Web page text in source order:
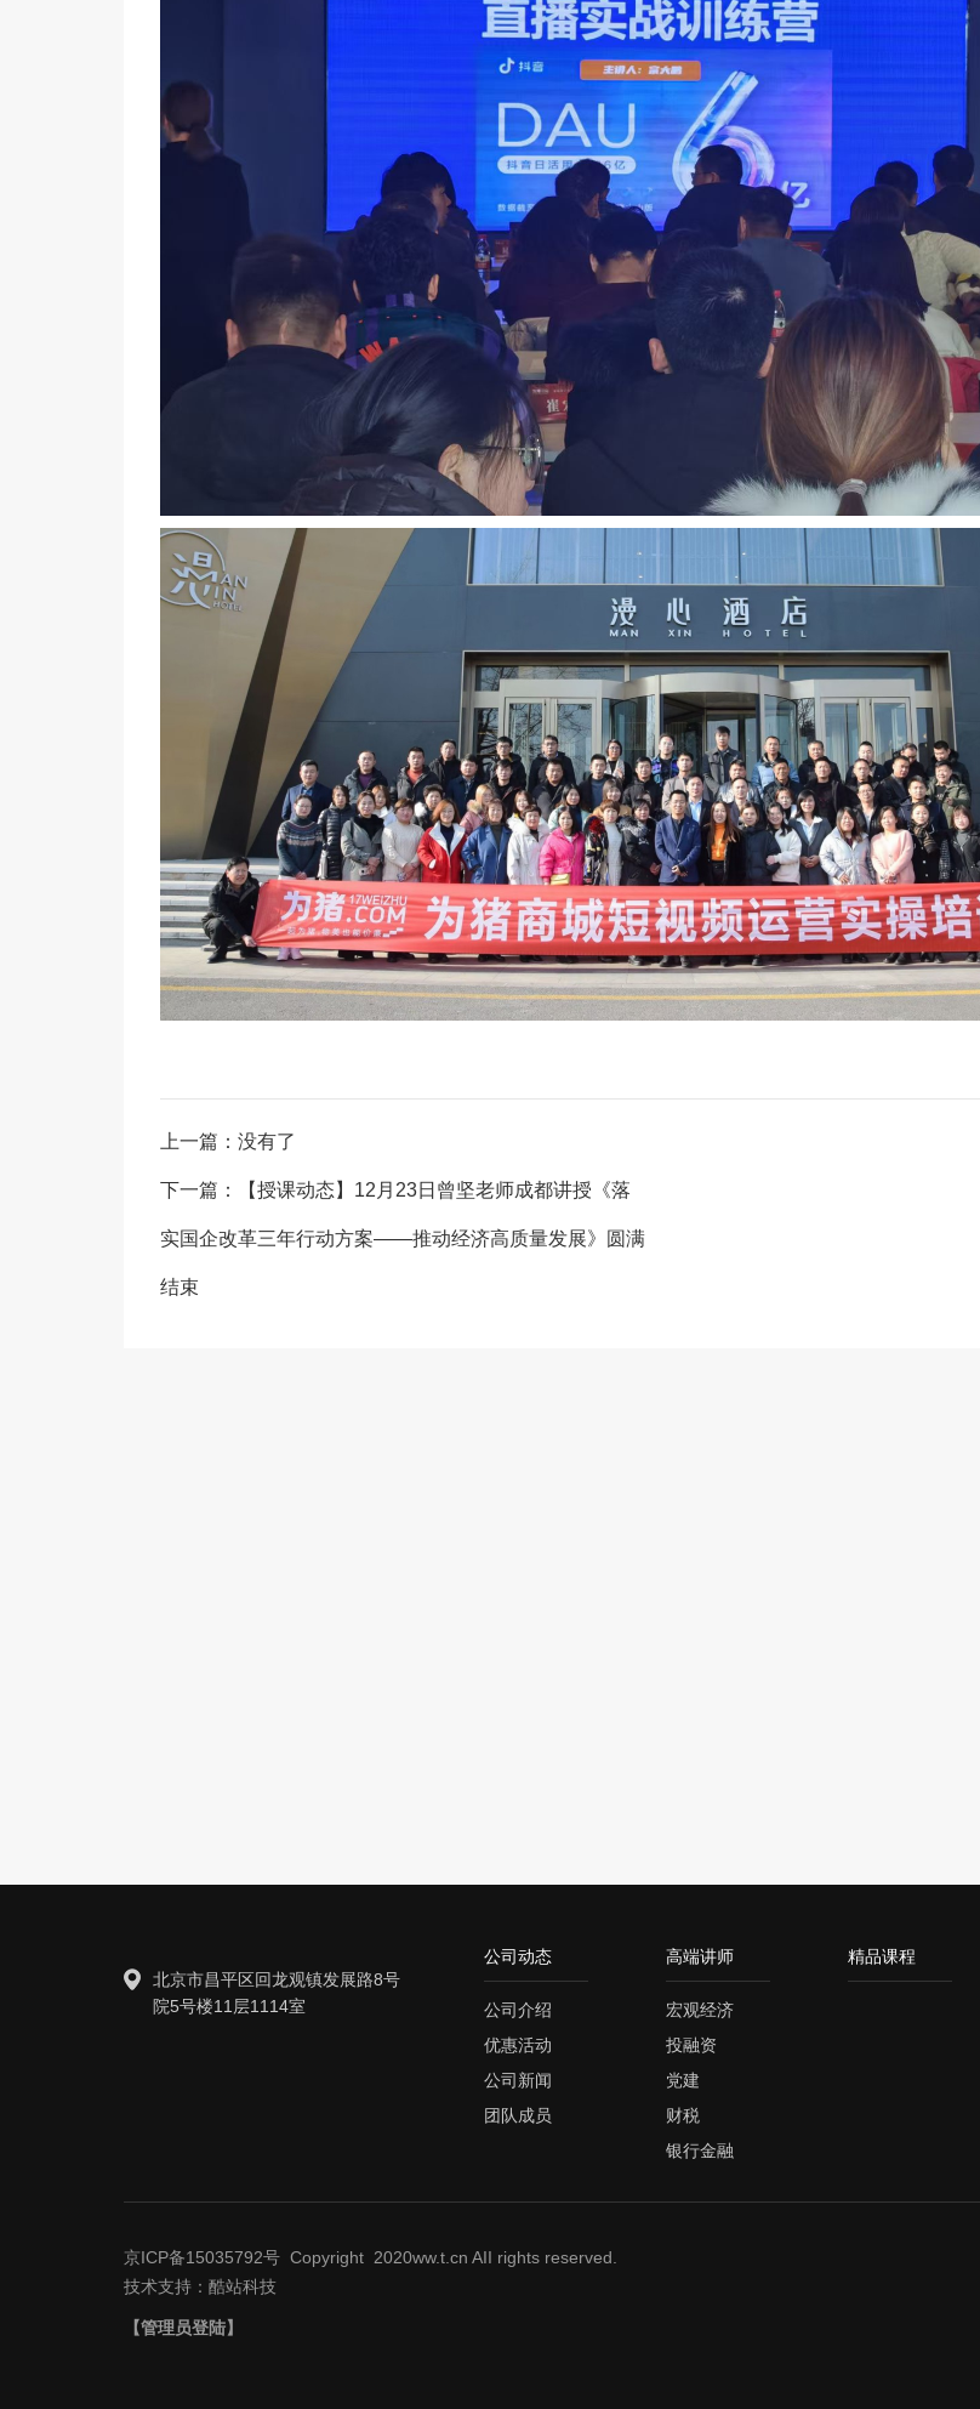
上一篇：没有了
下一篇：【授课动态】12月23日曾坚老师成都讲授《落
实国企改革三年行动方案——推动经济高质量发展》圆满
结束
北京市昌平区回龙观镇发展路8号
院5号楼11层1114室
公司动态
公司介绍
优惠活动
公司新闻
团队成员
高端讲师
宏观经济
投融资
党建
财税
银行金融
精品课程
京ICP备15035792号 Copyright 2020ww.t.cn AII rights reserved.
技术支持： 酷站科技
【管理员登陆】